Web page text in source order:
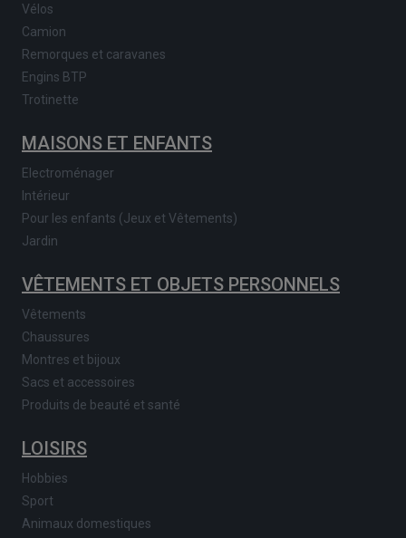
Vélos
Camion
Remorques et caravanes
Engins BTP
Trotinette
MAISONS ET ENFANTS
Electroménager
Intérieur
Pour les enfants (Jeux et Vêtements)
Jardin
VÊTEMENTS ET OBJETS PERSONNELS
Vêtements
Chaussures
Montres et bijoux
Sacs et accessoires
Produits de beauté et santé
LOISIRS
Hobbies
Sport
Animaux domestiques